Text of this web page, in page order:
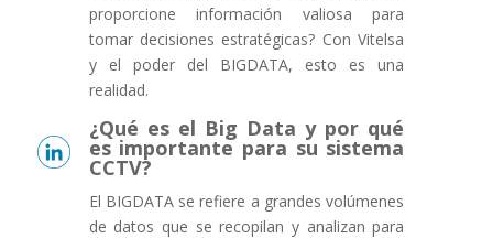
proporcione información valiosa para
tomar decisiones estratégicas? Con Vitelsa
y el poder del BIGDATA, esto es una
realidad.
¿Qué es el Big Data y por qué
es importante para su sistema
CCTV?
El BIGDATA se refiere a grandes volúmenes
de datos que se recopilan y analizan para